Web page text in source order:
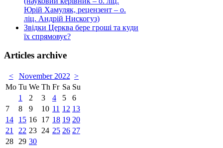
Юрій Хамуляк, рецензент – о.
ліц. Андрій Нискогуз)
Звідки Церква бере гроші та куди
їх спрямовує?
Articles archive
< November 2022 >
Mo Tu We Th Fr Sa Su
1
2 3 4 5
6
7
8 9 10 11 12 13
14
15 16 17 18 19 20
21
22 23 24 25 26 27
28
29 30